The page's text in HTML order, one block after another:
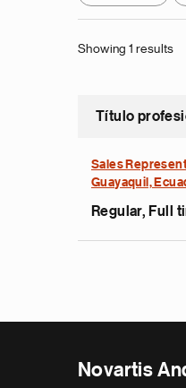
Showing 1 results
Título
Sales
Guayaquil,
Regular, Full
Novartis